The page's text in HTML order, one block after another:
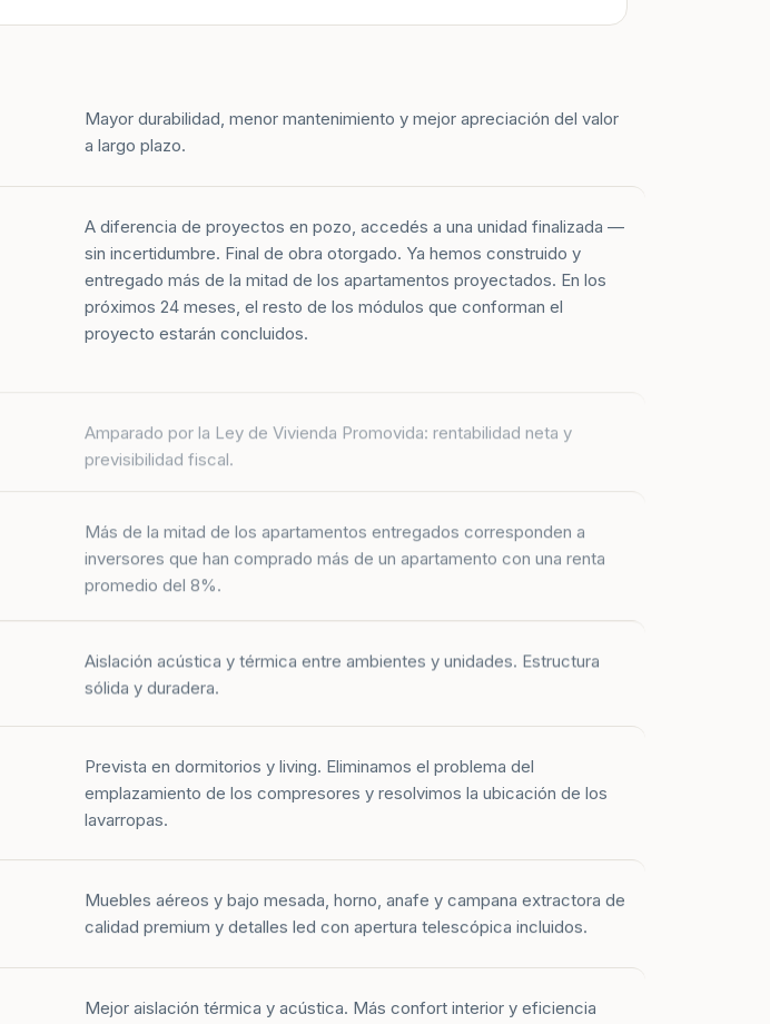
Mayor durabilidad, menor mantenimiento y mejor apreciación del valor
a largo plazo.
A diferencia de proyectos en pozo, accedés a una unidad finalizada —
sin incertidumbre. Final de obra otorgado. Ya hemos construido y
entregado más de la mitad de los apartamentos proyectados. En los
próximos 24 meses, el resto de los módulos que conforman el
proyecto estarán concluidos.
previsibilidad fiscal.
Más de la mitad de los apartamentos entregados corresponden a
inversores que han comprado más de un apartamento con una renta
promedio del 8%.
Aislación acústica y térmica entre ambientes y unidades. Estructura
sólida y duradera.
Prevista en dormitorios y living. Eliminamos el problema del
emplazamiento de los compresores y resolvimos la ubicación de los
lavarropas.
Muebles aéreos y bajo mesada, horno, anafe y campana extractora de
calidad premium y detalles led con apertura telescópica incluidos.
Mejor aislación térmica y acústica. Más confort interior y eficiencia